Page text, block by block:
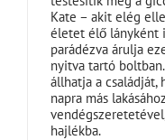
Kate – akit elég
életet élő lányként
parádézva árulja
nyitva tartó
állhatja a családját,
napra más
hajlékba.